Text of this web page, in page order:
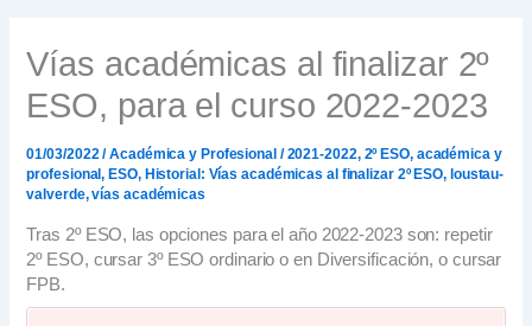
Vías académicas al finalizar 2º
ESO, para el curso 2022-2023
01/03/2022/Académica y Profesional /2021-2022, 2º ESO, académica y
profesional, ESO, Historial: Vías académicas al finalizar 2º ESO, loustau-
valverde,vías académicas
Tras 2º ESO, las opciones para el año 2022-2023 son: repetir
2º ESO, cursar 3º ESO ordinario o en Diversificación, o cursar
FPB.